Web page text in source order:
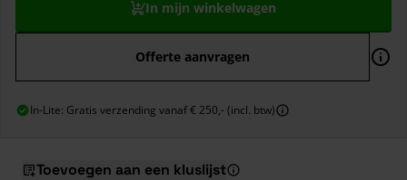
In mijn winkelwagen
Offerte aanvragen
In-Lite: Gratis verzending vanaf € 250,- (incl. btw)
Toevoegen aan een kluslijst